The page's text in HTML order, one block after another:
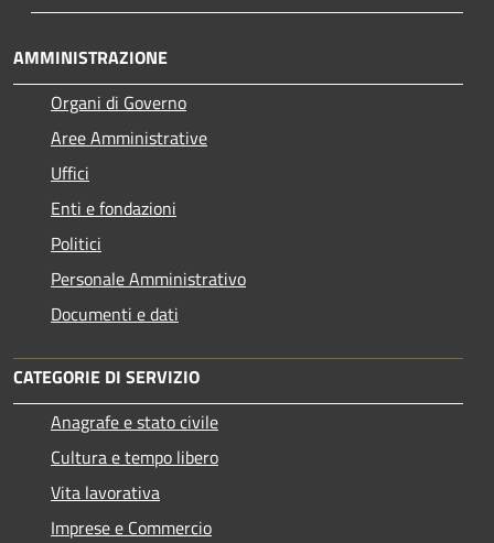
AMMINISTRAZIONE
Organi di Governo
Aree Amministrative
Uffici
Enti e fondazioni
Politici
Personale Amministrativo
Documenti e dati
CATEGORIE DI SERVIZIO
Anagrafe e stato civile
Cultura e tempo libero
Vita lavorativa
Imprese e Commercio